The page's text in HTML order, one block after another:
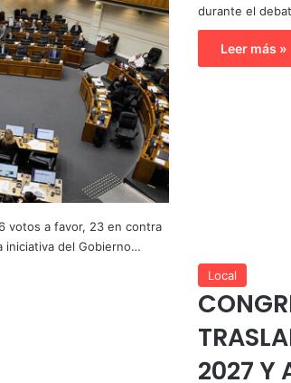
durante el
Leer más »
votos a favor, 23 en contra
iniciativa del Gobierno…
Local
2027 Y